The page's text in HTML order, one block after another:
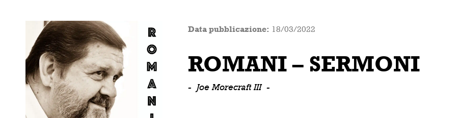
Data pubblicazione: 18/03/2022
ROMANI – SERMONI
- Joe Morecraft III -